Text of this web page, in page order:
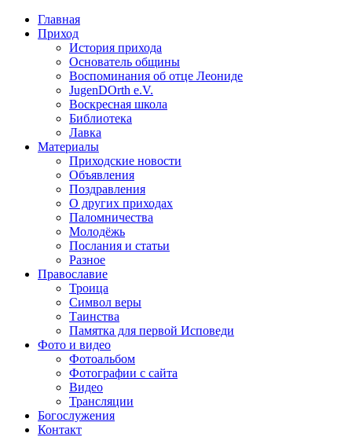
Главная
Приход
История прихода
Основатель общины
Воспоминания об отце Леониде
JugenDOrth e.V.
Воскресная школа
Библиотека
Лавка
Материалы
Приходские новости
Объявления
Поздравления
О других приходах
Паломничества
Молодёжь
Послания и статьи
Разное
Православие
Троица
Символ веры
Таинства
Памятка для первой Исповеди
Фото и видео
Фотоальбом
Фотографии с сайта
Видео
Трансляции
Богослужения
Контакт